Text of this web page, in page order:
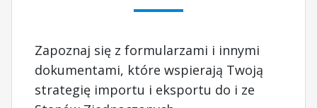
Zapoznaj się z formularzami i innymi
dokumentami, które wspierają Twoją
strategię importu i eksportu do i ze